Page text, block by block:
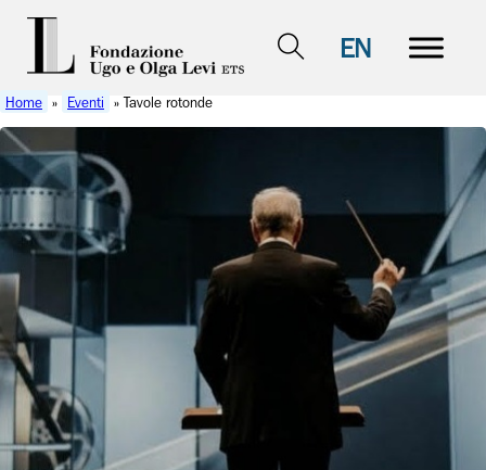
EN
Home » Eventi » Tavole rotonde
La musicologia e Ennio Morricone:
volumi, saggi e articoli a lui
27 aprile 2026
Tavole rotonde
Tavola rotonda in cui saranno discussi i volumi e le
monografie dedicate a Ennio Morricone.
Vedi dettagli